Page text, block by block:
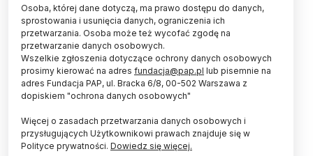
Kwantowe pieniądze - z założenia - byłyby
niemożliwe do sfałszowania i można by je było
wydawać całkowicie anonimowo. Zanim jednak
zaczniemy z nich korzystać, trzeba sprawdzić,
czy naprawdę można je sobie bezpiecznie
przekazywać i czy rzeczywiście są nie do
podrobienia. Przetestowali to badacze m.in. z
Poznania.
A gdybyśmy tak zamiast portfela z papierowymi
Osoba, której dane dotyczą, ma prawo dostępu do danych,
sprostowania i usunięcia danych, ograniczenia ich
przetwarzania. Osoba może też wycofać zgodę na
przetwarzanie danych osobowych.
Wszelkie zgłoszenia dotyczące ochrony danych osobowych
prosimy kierować na adres fundacja@pap.pl lub pisemnie na
adres Fundacja PAP, ul. Bracka 6/8, 00-502 Warszawa z
dopiskiem "ochrona danych osobowych"
Więcej o zasadach przetwarzania danych osobowych i
przysługujących Użytkownikowi prawach znajduje się w
Polityce prywatności. Dowiedz się więcej.